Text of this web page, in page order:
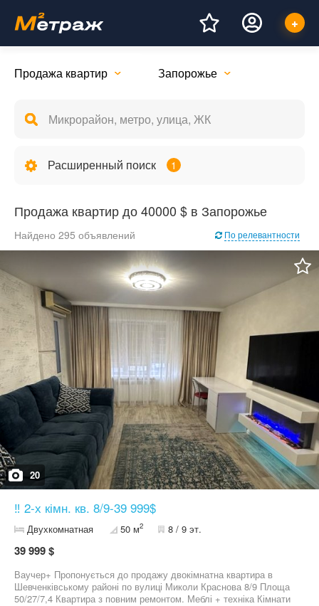
Продажа квартир Запорожье
Расширенный поиск 1
Продажа квартир до 40000 $ в Запорожье
Найдено 295 объявлений По релевантности
20
‼️ 2-х кімн. кв. 8/9-39 999$
Двухкомнатная 50 м2 8 / 9 эт.
39 999 $
Ваучер+ Пропонується до продажу двокімнатна квартира в
Шевченківському районі по вулиці Миколи Краснова 8/9 Площа
50/27/7,4 Квартира з повним ремонтом. Меблі + техніка Кімнати